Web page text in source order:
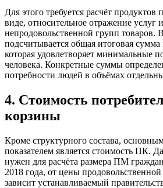
Для этого требуется расчёт продуктов
виде, относительное отражение услуг
непродовольственной групп товаров.
подсчитывается общая итоговая
которая удовлетворяет минимальные
человека. Конкретные суммы
потребности людей в объёмах
4. Стоимость
корзины
Кроме структурного состава,
показателем является стоимость ПК.
нужен для расчёта размера ПМ
2018 года, от цены
зависит устанавливаемый